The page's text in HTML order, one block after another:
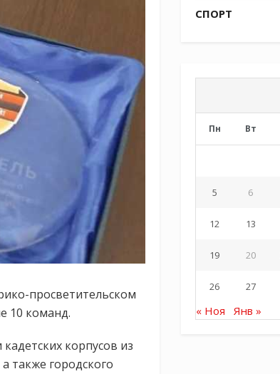
просветительском
10 команд.
корпусов из
также городского
СПОРТ
Пн Вт
5 6
12 13
19 20
26 27
« Ноя Янв »